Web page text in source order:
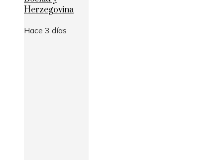
Herzegovina
Hace 3 días